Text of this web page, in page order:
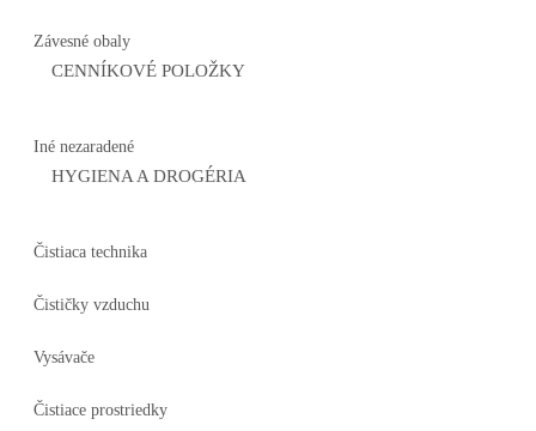
Závesné obaly
CENNÍKOVÉ POLOŽKY
Iné nezaradené
HYGIENA A DROGÉRIA
Čistiaca technika
Čističky vzduchu
Vysávače
Čistiace prostriedky